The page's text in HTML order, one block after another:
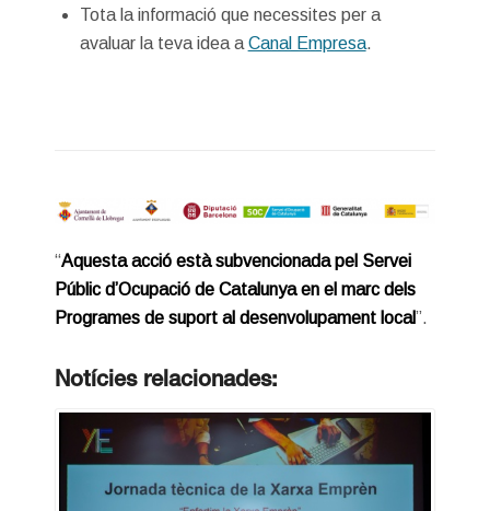
Tota la informació que necessites per a
avaluar la teva idea a Canal Empresa.
“Aquesta acció està subvencionada pel Servei
Públic d’Ocupació de Catalunya en el marc dels
Programes de suport al desenvolupament local”.
Notícies relacionades: